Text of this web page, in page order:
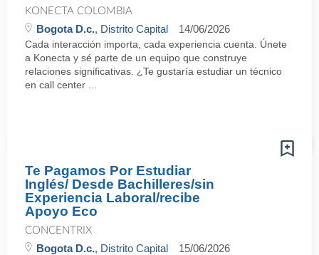
KONECTA COLOMBIA
Bogota D.c., Distrito Capital 14/06/2026
Cada interacción importa, cada experiencia cuenta. Únete
a Konecta y sé parte de un equipo que construye
relaciones significativas. ¿Te gustaría estudiar un técnico
en call center ...
Te Pagamos Por Estudiar
Inglés/ Desde Bachilleres/sin
Experiencia Laboral/recibe
Apoyo Eco
CONCENTRIX
Bogota D.c., Distrito Capital 15/06/2026